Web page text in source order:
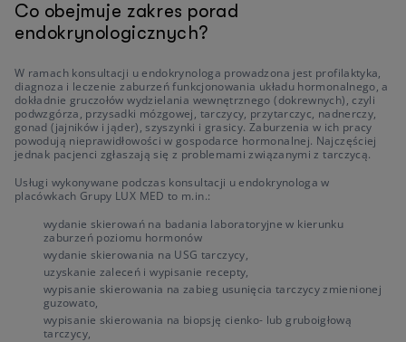
Co obejmuje zakres porad
endokrynologicznych?
W ramach konsultacji u endokrynologa prowadzona jest profilaktyka,
diagnoza i leczenie zaburzeń funkcjonowania układu hormonalnego, a
dokładnie gruczołów wydzielania wewnętrznego (dokrewnych), czyli
podwzgórza, przysadki mózgowej, tarczycy, przytarczyc, nadnerczy,
gonad (jajników i jąder), szyszynki i grasicy. Zaburzenia w ich pracy
powodują nieprawidłowości w gospodarce hormonalnej. Najczęściej
jednak pacjenci zgłaszają się z problemami związanymi z tarczycą.
Usługi wykonywane podczas konsultacji u endokrynologa w
placówkach Grupy LUX MED to m.in.:
wydanie skierowań na badania laboratoryjne w kierunku
zaburzeń poziomu hormonów
wydanie skierowania na USG tarczycy,
uzyskanie zaleceń i wypisanie recepty,
wypisanie skierowania na zabieg usunięcia tarczycy zmienionej
guzowato,
wypisanie skierowania na biopsję cienko- lub gruboigłową
tarczycy,